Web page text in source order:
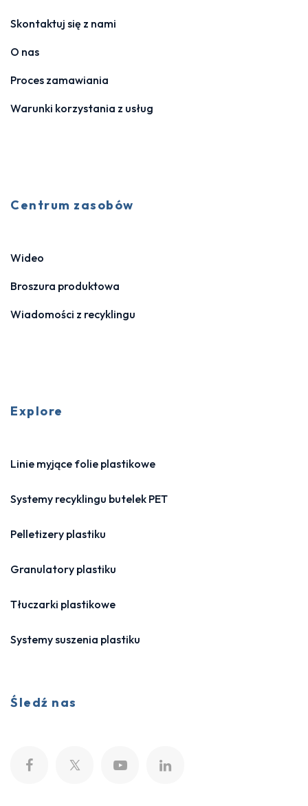
Skontaktuj się z nami
O nas
Proces zamawiania
Warunki korzystania z usług
Centrum zasobów
Wideo
Broszura produktowa
Wiadomości z recyklingu
Explore
Linie myjące folie plastikowe
Systemy recyklingu butelek PET
Pelletizery plastiku
Granulatory plastiku
Tłuczarki plastikowe
Systemy suszenia plastiku
Śledź nas